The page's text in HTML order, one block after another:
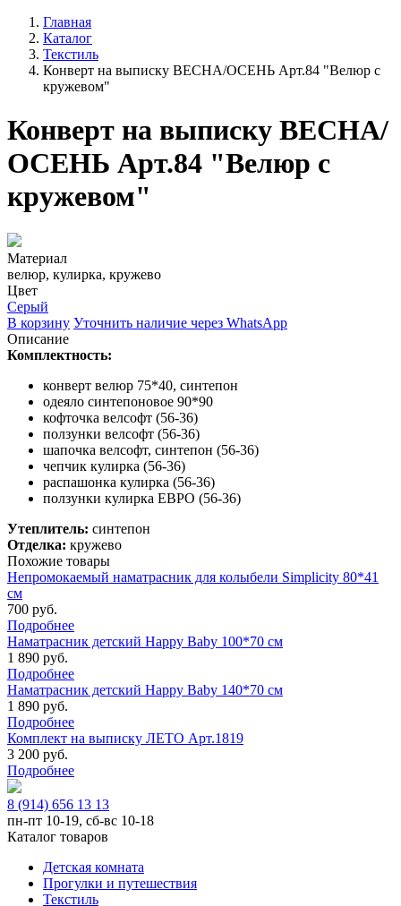
Главная
Каталог
Текстиль
Конверт на выписку ВЕСНА/ОСЕНЬ Арт.84 "Велюр с
кружевом"
Конверт на выписку ВЕСНА/
ОСЕНЬ Арт.84 "Велюр с
кружевом"
Материал
велюр, кулирка, кружево
Цвет
Серый
В корзину Уточнить наличие через WhatsApp
Описание
Комплектность:
конверт велюр 75*40, синтепон
одеяло синтепоновое 90*90
кофточка велсофт (56-36)
ползунки велсофт (56-36)
шапочка велсофт, синтепон (56-36)
чепчик кулирка (56-36)
распашонка кулирка (56-36)
ползунки кулирка ЕВРО (56-36)
Утеплитель: синтепон
Отделка: кружево
Похожие товары
Непромокаемый наматрасник для колыбели Simplicity 80*41
см
700 руб.
Подробнее
Наматрасник детский Happy Baby 100*70 см
1 890 руб.
Подробнее
Наматрасник детский Happy Baby 140*70 см
1 890 руб.
Подробнее
Комплект на выписку ЛЕТО Арт.1819
3 200 руб.
Подробнее
8 (914) 656 13 13
пн-пт 10-19, сб-вс 10-18
Каталог товаров
Детская комната
Прогулки и путешествия
Текстиль